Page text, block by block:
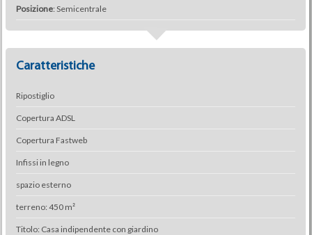
Posizione: Semicentrale
Caratteristiche
Ripostiglio
Copertura ADSL
Copertura Fastweb
Infissi in legno
spazio esterno
terreno: 450 m²
Titolo: Casa indipendente con giardino